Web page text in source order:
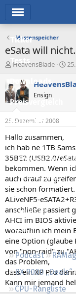
Ticker
Tests
Downloads
Preisvergleich
Forum
Aktuelles
Empfohlene
Neue Beiträge
Neueste
Leserartikel
Regeln
Podcast
RX 9000 „Deals“
CPU-Rangliste
Massenspeicher
eSata will
E
t
e
e
r
HeavensBlade
E
s
t
Ensign
25. Dezember 2008
Hallo zusammen,
ich hab ne 1TB
35BE2 (USB2.0/
bekommen. Wenn
auch drauf zu
sie schon formatiert.
ALiveNF5-
anschließe passiert
AHCI im BIOS
woraufhin ich mein
eine Option (glaube
von "non-raid" zu
das Problem,
dass ein XP Pro
Kann mir jemand